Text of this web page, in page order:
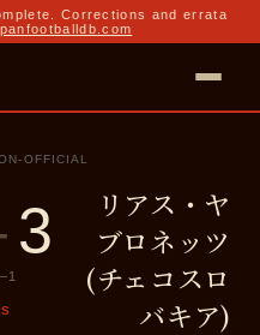
Corrections and errata
OFFICIAL
3
–1
リアス・ヤ
ブロネッツ
(チェコスロ
バキア)